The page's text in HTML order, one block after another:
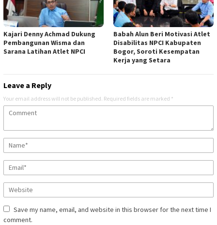
Kajari Denny Achmad Dukung
Pembangunan Wisma dan
Sarana Latihan Atlet NPCI
Babah Alun Beri Motivasi Atlet
Disabilitas NPCI Kabupaten
Bogor, Soroti Kesempatan
Kerja yang Setara
Leave a Reply
Your email address will not be published. Required fields are marked *
Save my name, email, and website in this browser for the next time I
comment.